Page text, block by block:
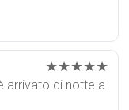
★★★★★
arrivato di notte a